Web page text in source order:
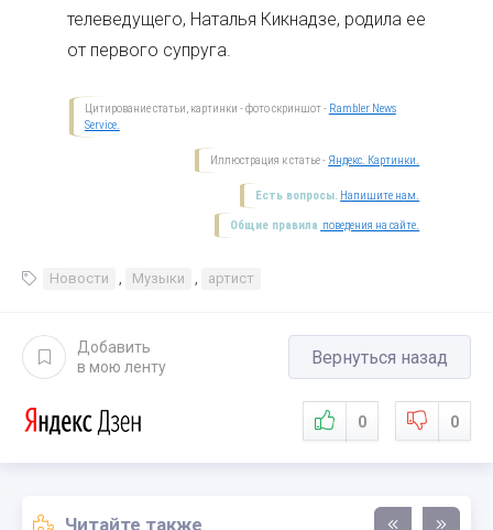
телеведущего, Наталья Кикнадзе, родила ее
от первого супруга.
Цитирование статьи, картинки - фото скриншот - Rambler News
Service.
Иллюстрация к статье - Яндекс. Картинки.
Есть вопросы. Напишите нам.
Общие правила поведения на сайте.
Новости Музыки артист
Добавить
в мою ленту
Вернуться назад
0 0
Читайте также